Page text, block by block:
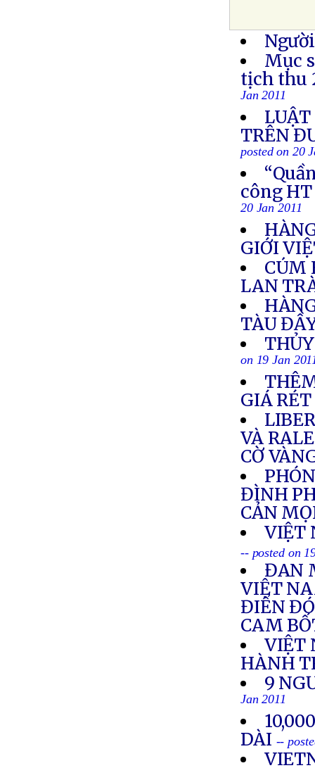
Mục
tịch thu
Jan 2011
TRÊN
posted on 20
công
20 Jan 2011
GIỚI
CÚM
LAN
TÀU
on 19 Jan
GIÁ
VÀ
CỜ
ĐÌNH
CẢN
VIỆT
-- posted on
ĐAN
VIỆT
ĐIỂN
CAM
VIỆT
HÀNH
9
Jan 2011
DÀI --